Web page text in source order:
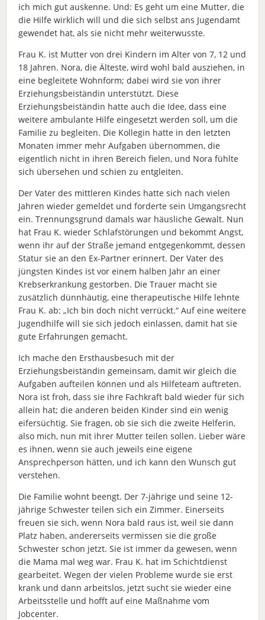
ich mich gut auskenne. Und: Es geht um eine Mutter, die
die Hilfe wirklich will und die sich selbst ans Jugendamt
gewendet hat, als sie nicht mehr weiterwusste.
Frau K. ist Mutter von drei Kindern im Alter von 7, 12 und
18 Jahren. Nora, die Älteste, wird wohl bald ausziehen, in
eine begleitete Wohnform; dabei wird sie von ihrer
Erziehungsbeiständin unterstützt. Diese
Erziehungsbeiständin hatte auch die Idee, dass eine
weitere ambulante Hilfe eingesetzt werden soll, um die
Familie zu begleiten. Die Kollegin hatte in den letzten
Monaten immer mehr Aufgaben übernommen, die
eigentlich nicht in ihren Bereich fielen, und Nora fühlte
sich übersehen und schien zu entgleiten.
Der Vater des mittleren Kindes hatte sich nach vielen
Jahren wieder gemeldet und forderte sein Umgangsrecht
ein. Trennungsgrund damals war häusliche Gewalt. Nun
hat Frau K. wieder Schlafstörungen und bekommt Angst,
wenn ihr auf der Straße jemand entgegenkommt, dessen
Statur sie an den Ex-Partner erinnert. Der Vater des
jüngsten Kindes ist vor einem halben Jahr an einer
Krebserkrankung gestorben. Die Trauer macht sie
zusätzlich dünnhäutig, eine therapeutische Hilfe lehnte
Frau K. ab: „Ich bin doch nicht verrückt.“ Auf eine weitere
Jugendhilfe will sie sich jedoch einlassen, damit hat sie
gute Erfahrungen gemacht.
Ich mache den Ersthausbesuch mit der
Erziehungsbeiständin gemeinsam, damit wir gleich die
Aufgaben aufteilen können und als Hilfeteam auftreten.
Nora ist froh, dass sie ihre Fachkraft bald wieder für sich
allein hat; die anderen beiden Kinder sind ein wenig
eifersüchtig. Sie fragen, ob sie sich die zweite Helferin,
also mich, nun mit ihrer Mutter teilen sollen. Lieber wäre
es ihnen, wenn sie auch jeweils eine eigene
Ansprechperson hätten, und ich kann den Wunsch gut
verstehen.
Die Familie wohnt beengt. Der 7-jährige und seine 12-
jährige Schwester teilen sich ein Zimmer. Einerseits
freuen sie sich, wenn Nora bald raus ist, weil sie dann
Platz haben, andererseits vermissen sie die große
Schwester schon jetzt. Sie ist immer da gewesen, wenn
die Mama mal weg war. Frau K. hat im Schichtdienst
gearbeitet. Wegen der vielen Probleme wurde sie erst
krank und dann arbeitslos, jetzt sucht sie wieder eine
Arbeitsstelle und hofft auf eine Maßnahme vom
Jobcenter.